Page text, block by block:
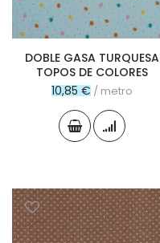
DOBLE GASA TURQUESA
TOPOS DE COLORES
10,85 € / metro